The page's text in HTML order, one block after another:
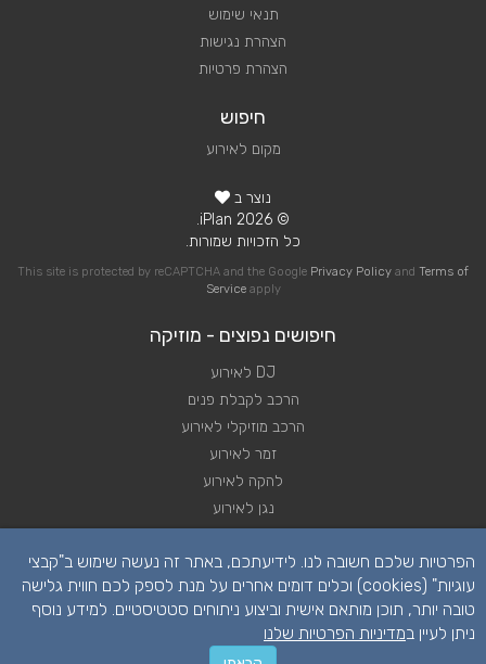
תנאי שימוש
הצהרת נגישות
הצהרת פרטיות
חיפוש
מקום לאירוע
נוצר ב
© 2026 iPlan.
כל הזכויות שמורות.
This site is protected by reCAPTCHA and the Google Privacy Policy and Terms of
Serviceapply
חיפושים נפוצים - מוזיקה
DJ לאירוע
הרכב לקבלת פנים
הרכב מוזיקלי לאירוע
זמר לאירוע
להקה לאירוע
נגן לאירוע
תקליטן לאירוע
הפרטיות שלכם חשובה לנו. לידיעתכם, באתר זה נעשה שימוש ב"קבצי
עוגיות" (cookies) וכלים דומים אחרים על מנת לספק לכם חווית גלישה
טובה יותר, תוכן מותאם אישית וביצוע ניתוחים סטטיסטיים. למידע נוסף
ניתן לעיין במדיניות הפרטיות שלנו